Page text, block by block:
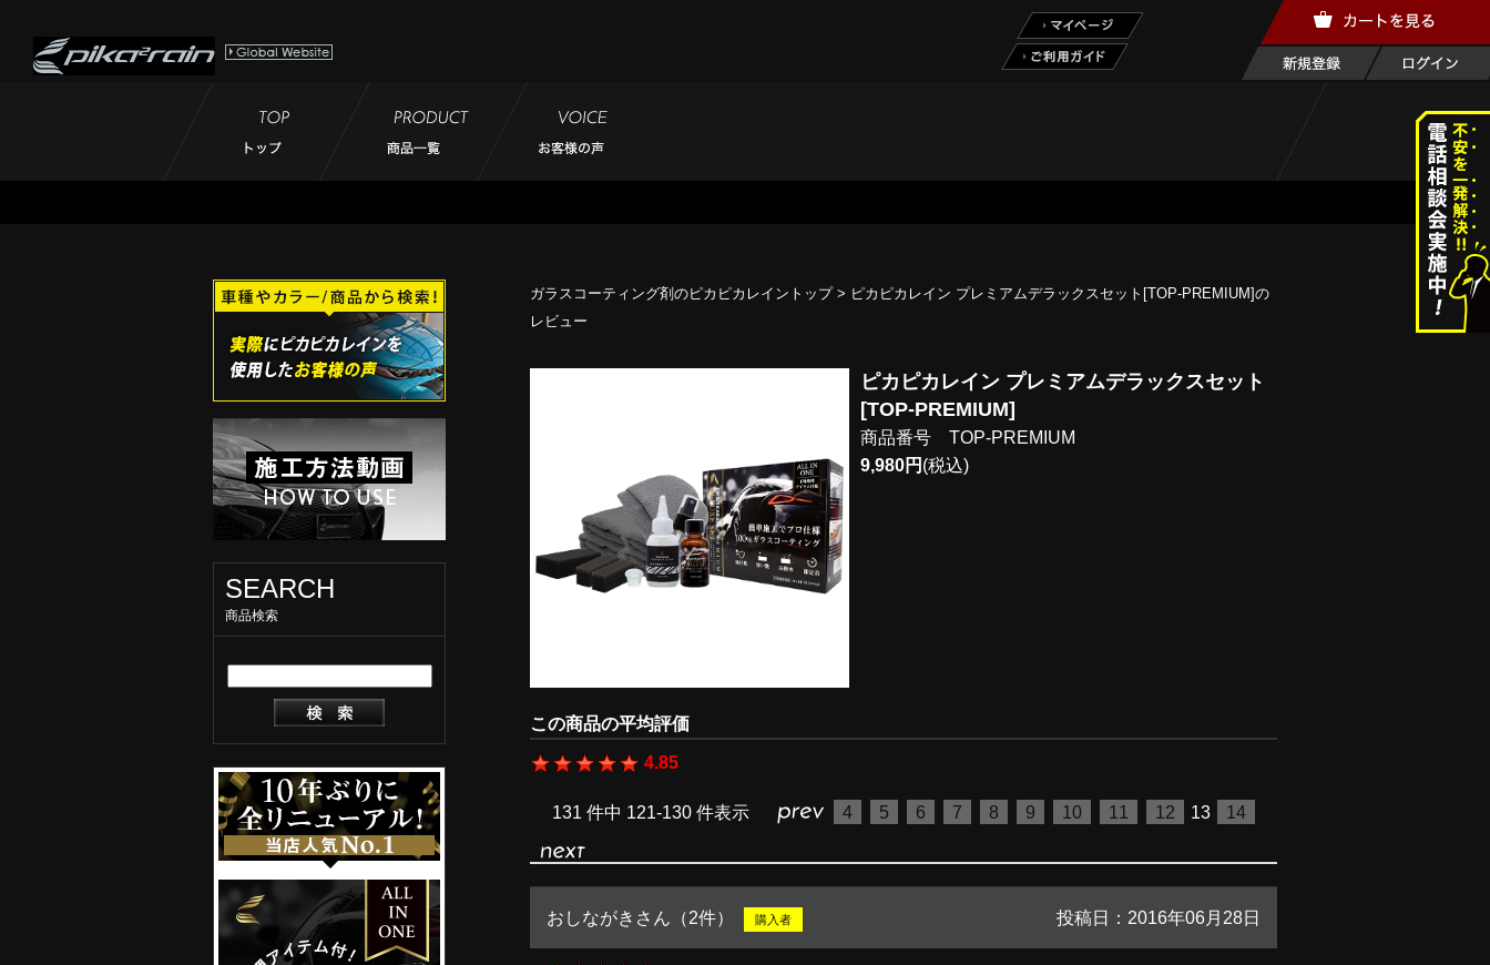
SEARCH
商品検索
ガラスコーティング剤のピカピカレイントップ> ピカピカレイン プレミアムデラックスセット[TOP-PREMIUM]の
レビュー
ピカピカレイン プレミアムデラックスセット
[TOP-PREMIUM]
商品番号 TOP-PREMIUM
9,980円 (税込)
この商品の平均評価
4.85
131 件中 121-130 件表示 4 5 6 7 8 9 10 11 12 13 14
おしながきさん（2件） 購入者 投稿日：2016年06月28日